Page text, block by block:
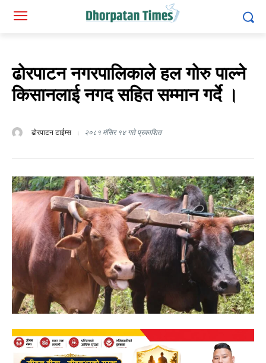
ढोरपाटन नगरपालिकाले हल गोरु पाल्ने
किसानलाई नगद सहित सम्मान गर्दे ।
ढोरपाटन टाईम्स २०८१ मंसिर १४ गते प्रकाशित